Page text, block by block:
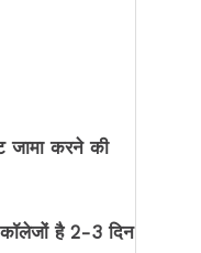
जामा करने की
कॉलेजों है 2-3 दिन